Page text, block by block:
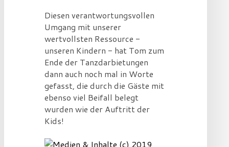
Diesen verantwortungsvollen
Umgang mit unserer
wertvollsten Ressource -
unseren Kindern - hat Tom zum
Ende der Tanzdarbietungen
dann auch noch mal in Worte
gefasst, die durch die Gäste mit
ebenso viel Beifall belegt
wurden wie der Auftritt der
Kids!